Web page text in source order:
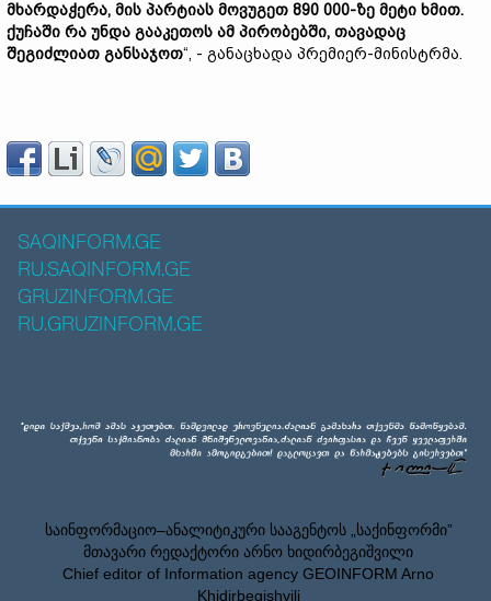
მხარდაჭერა, მის პარტიას მოვუგეთ 890 000-ზე მეტი ხმით.
ქუჩაში რა უნდა გააკეთოს ამ პირობებში, თავადაც
შეგიძლიათ განსაჯოთ“, - განაცხადა პრემიერ-მინისტრმა.
SAQINFORM.GE
RU.SAQINFORM.GE
GRUZINFORM.GE
RU.GRUZINFORM.GE
საინფორმაციო–ანალიტიკური სააგენტოს „საქინფორმი”
მთავარი რედაქტორი არნო ხიდირბეგიშვილი
Chief editor of Information agency GEOINFORM Arno
Khidirbegishvili